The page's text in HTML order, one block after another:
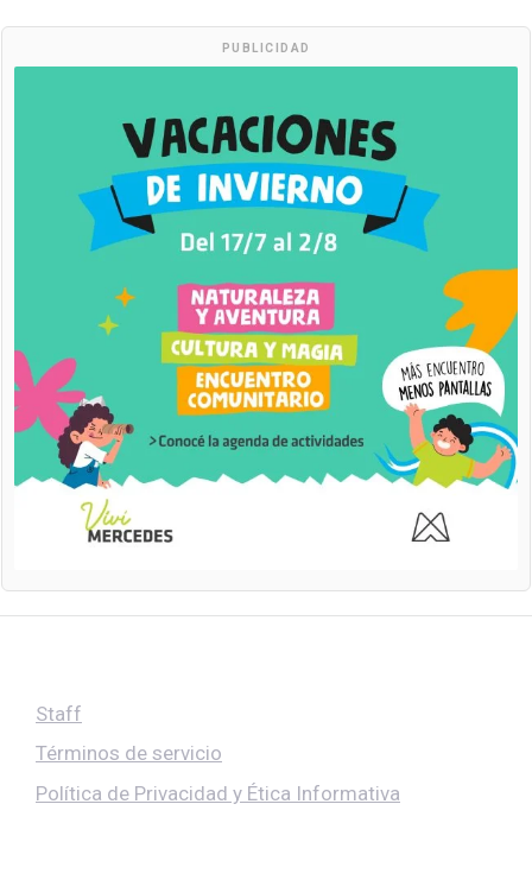
PUBLICIDAD
Staff
Términos de servicio
Política de Privacidad y Ética Informativa